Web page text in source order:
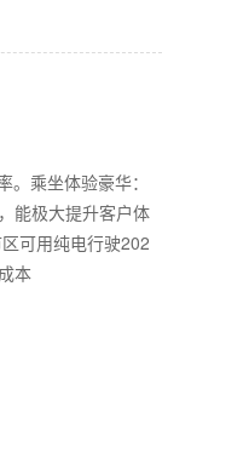
乘坐体验豪华：
能极大提升客户体
可用纯电行驶202
本